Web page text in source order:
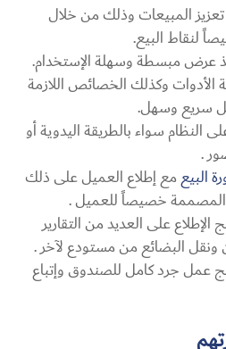
المبيعات وذلك من خلال
لنقاط البيع.
عرض مبسطة وسهلة الإستخدام.
الأدوات وكذلك الخصائص اللازمة
سريع وسهل.
سواء بالطريقة اليدوية أو
.
البيعمع إطلاع العميل على ذلك
خصيصاً للعميل .
على العديد من التقارير
البضائع من مستودع لآخر .
عمل جرد كامل للصندوق وإتباع